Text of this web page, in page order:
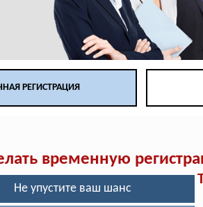
РЕГИСТРАЦИЯ
временную
Не упустите ваш шанс